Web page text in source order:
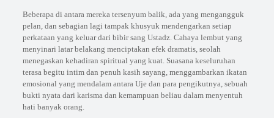
Beberapa di antara mereka tersenyum balik, ada yang mengangguk
pelan, dan sebagian lagi tampak khusyuk mendengarkan setiap
perkataan yang keluar dari bibir sang Ustadz. Cahaya lembut yang
menyinari latar belakang menciptakan efek dramatis, seolah
menegaskan kehadiran spiritual yang kuat. Suasana keseluruhan
terasa begitu intim dan penuh kasih sayang, menggambarkan ikatan
emosional yang mendalam antara Uje dan para pengikutnya, sebuah
bukti nyata dari karisma dan kemampuan beliau dalam menyentuh
hati banyak orang.